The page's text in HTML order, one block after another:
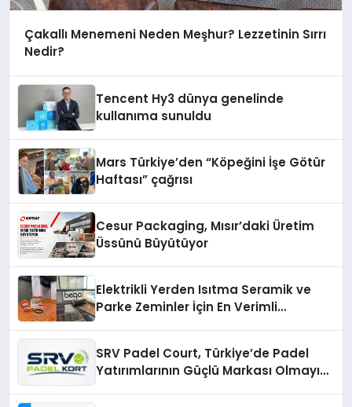
Çakallı Menemeni Neden Meşhur? Lezzetinin Sırrı
Nedir?
Tencent Hy3 dünya genelinde
kullanıma sunuldu
Mars Türkiye’den “Köpeğini İşe Götür
Haftası” çağrısı
Cesur Packaging, Mısır’daki Üretim
Üssünü Büyütüyor
Elektrikli Yerden Isıtma Seramik ve
Parke Zeminler İçin En Verimli
SRV Padel Court, Türkiye’de Padel
Yatırımlarının Güçlü Markası Olmayı